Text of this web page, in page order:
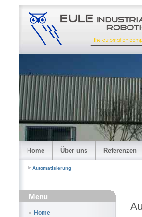
Home Über uns Referenzen
Automatisierung
Menu
Home